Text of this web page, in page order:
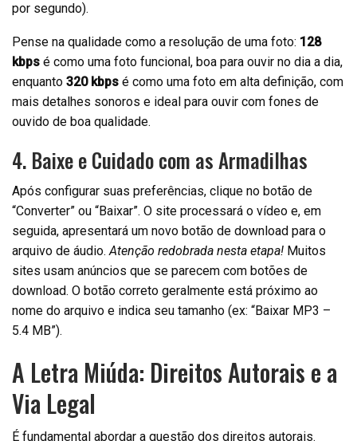
por segundo).
Pense na qualidade como a resolução de uma foto: 128
kbps é como uma foto funcional, boa para ouvir no dia a dia,
enquanto 320 kbps é como uma foto em alta definição, com
mais detalhes sonoros e ideal para ouvir com fones de
ouvido de boa qualidade.
4. Baixe e Cuidado com as Armadilhas
Após configurar suas preferências, clique no botão de
“Converter” ou “Baixar”. O site processará o vídeo e, em
seguida, apresentará um novo botão de download para o
arquivo de áudio.Atenção redobrada nesta etapa! Muitos
sites usam anúncios que se parecem com botões de
download. O botão correto geralmente está próximo ao
nome do arquivo e indica seu tamanho (ex: “Baixar MP3 –
5.4 MB”).
A Letra Miúda: Direitos Autorais e a
Via Legal
É fundamental abordar a questão dos direitos autorais.